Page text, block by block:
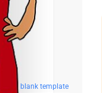
blank template